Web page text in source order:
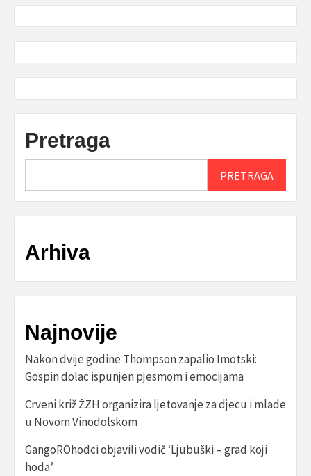
Pretraga
PRETRAGA
Arhiva
Najnovije
Nakon dvije godine Thompson zapalio Imotski:
Gospin dolac ispunjen pjesmom i emocijama
Crveni križ ŽZH organizira ljetovanje za djecu i mlade
u Novom Vinodolskom
GangoROhodci objavili vodič ‘Ljubuški – grad koji
hoda’